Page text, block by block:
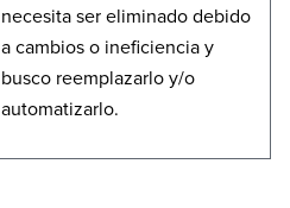
necesita ser eliminado debido
a cambios o ineficiencia y
busco reemplazarlo y/o
automatizarlo.